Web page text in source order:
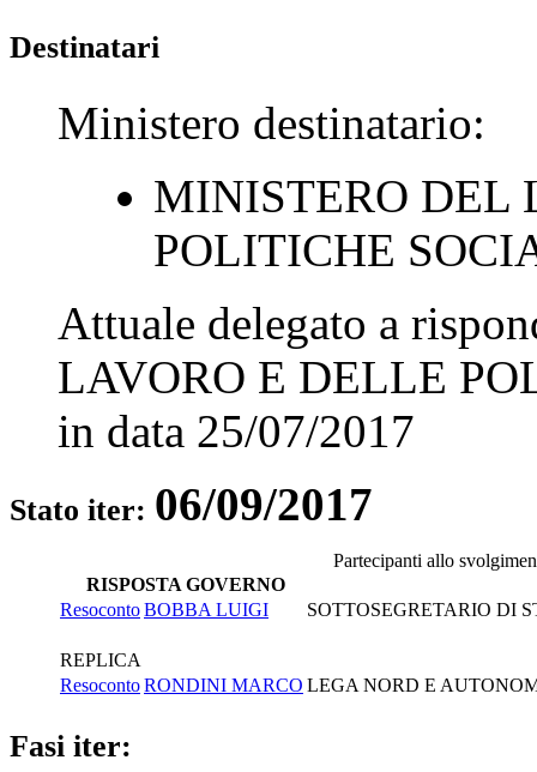
Destinatari
Ministero destinatario:
MINISTERO DEL
POLITICHE
Attuale delegato a
LAVORO E DELLE
in data 25/07/2017
Stato iter: 06/09/2017
Partecipanti allo
RISPOSTA GOVERNO
ResocontoBOBBA LUIGI SOTTOSEGRETARIO DI
REPLICA
ResocontoRONDINI MARCO LEGA NORD E
Fasi iter: